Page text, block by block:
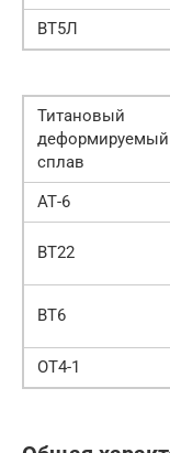
ВТ5Л
Титановый
деформируемый
сплав
АТ-6
ВТ22
ВТ6
ОТ4-1